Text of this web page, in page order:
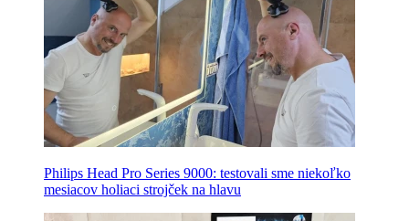
Philips Head Pro Series 9000: testovali sme niekoľko
mesiacov holiaci strojček na hlavu